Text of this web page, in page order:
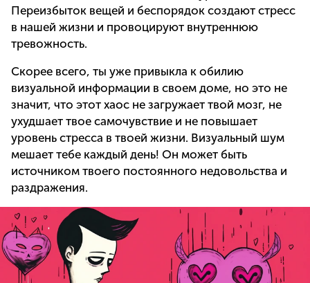
Переизбыток вещей и беспорядок создают стресс
в нашей жизни и провоцируют внутреннюю
тревожность.
Скорее всего, ты уже привыкла к обилию
визуальной информации в своем доме, но это не
значит, что этот хаос не загружает твой мозг, не
ухудшает твое самочувствие и не повышает
уровень стресса в твоей жизни. Визуальный шум
мешает тебе каждый день! Он может быть
источником твоего постоянного недовольства и
раздражения.